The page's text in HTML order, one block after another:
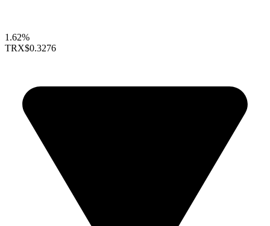
1.62%
TRX$0.3276